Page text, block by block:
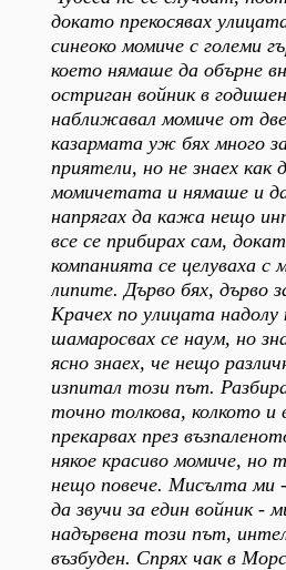
докато прекосявах
синеоко момиче с големи
което нямаше да обърне
остриган войник в
наближавал момиче от
казармата уж бях много
приятели, но не знаех как
момичетата и нямаше и
напрягах да кажа нещо
все се прибирах сам,
компанията се целуваха с
липите. Дърво бях, дърво
Крачех по улицата
шамаросвах се наум, но
ясно знаех, че нещо
изпитал този път.
точно толкова, колкото и
прекарвах през
някое красиво момиче, но
нещо повече. Мисълта ми
да звучи за един войник -
надървена този път,
възбуден. Спрях чак в